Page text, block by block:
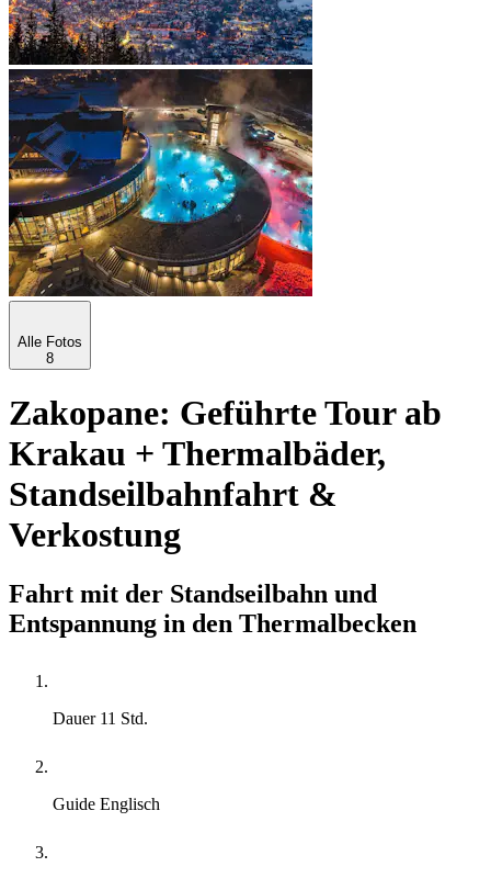
Alle Fotos
8
Zakopane: Geführte Tour ab
Krakau + Thermalbäder,
Standseilbahnfahrt &
Verkostung
Fahrt mit der Standseilbahn und
Entspannung in den Thermalbecken
Dauer 11 Std.
Guide Englisch